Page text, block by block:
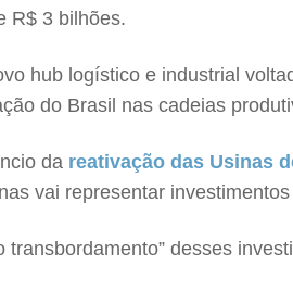
R$ 3 bilhões.
hub logístico e industrial
do Brasil nas cadeias
da reativação das Usinas
vai representar
transbordamento” desses